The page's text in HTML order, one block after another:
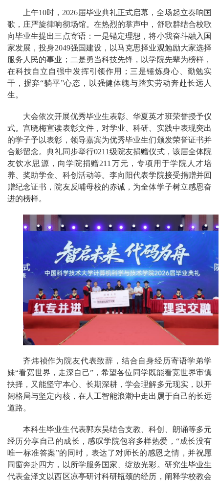
上午10时，2026届毕业典礼正式启幕，全场起立奏响国
歌，庄严旋律响彻场馆。在热烈的掌声中，舒歌群结合校歌
向毕业生提出三点寄语：一是锚定理想，将小我奋斗融入国
家发展，投身2049强国建设，以马克思择业观勉励大家选择
服务人民的事业；二是勇当科技先锋，以学院先辈为榜样，
在科技自立自强中发挥引领作用；三是锤炼身心、勤勉实
干，摒弃“躺平”心态，以强健体魄与踏实劳动奔赴长远人
生。
大会依次开展优秀毕业生表彰、华夏英才班荣誉授予仪
式。宫晓梅宣读表彰文件，对学业、科研、实践中表现突出
的学子予以表彰，领导嘉宾为优秀毕业生们颁发荣誉证书并
合影留念。典礼同步举行0211级院友捐赠仪式，该届全体院
友饮水思源，向学院捐赠211万元，专项用于学院人才培
养、奖助学金、科创活动等。李向阳代表学院接受捐赠并回
赠纪念证书，院友反哺母校的赤诚，为全体学子树立感恩奋
进的榜样。
齐炜祯作为院友代表致辞，结合自身经历寄语学弟学
妹“看宽世界，走深自己”，希望各位同学既能看宽世界审慎
抉择，又能坚守本心、长期深耕，学会理解多元现实，以开
阔格局与坚定内核，在人工智能浪潮中走出属于自己的长远
道路。
本科生毕业生代表郭东昊结合支教、科创、朗诵等多元
经历分享自己的成长，感叹学院包容多样热爱，“成长没有
唯一标准答案”的同时，表达了对师长的感恩之情，并祝愿
同窗奔赴四方，以所学服务国家、绽放光彩。研究生毕业生
代表金泽文以西区凉亭研讨科研瓶颈的经历，阐释学校教会